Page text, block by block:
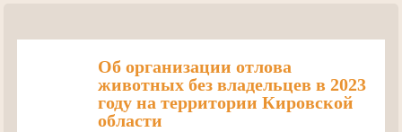
Об организации отлова
животных без владельцев в 2023
году на территории Кировской
области